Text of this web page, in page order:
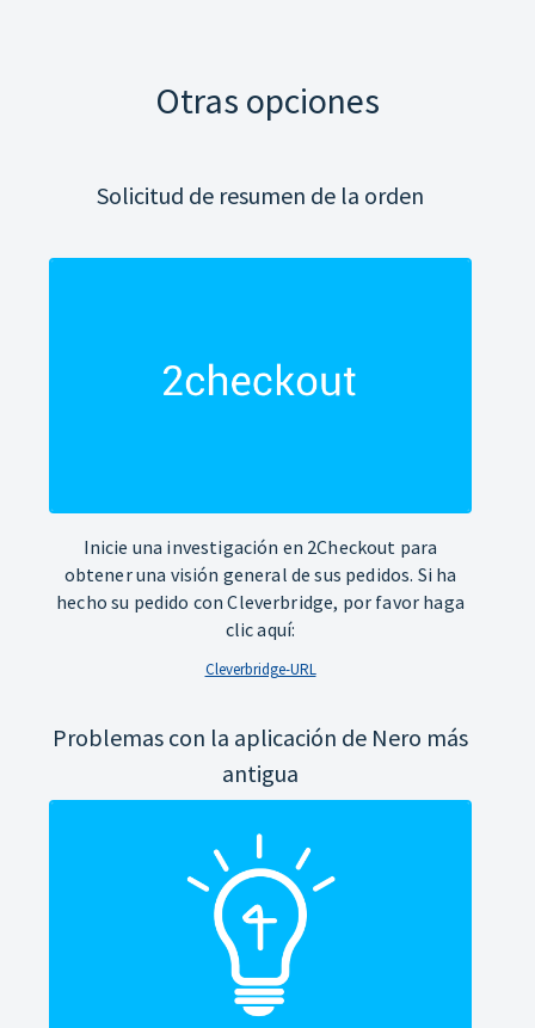
Otras opciones
Solicitud de resumen de la orden
Inicie una investigación en 2Checkout para
obtener una visión general de sus pedidos. Si ha
hecho su pedido con Cleverbridge, por favor haga
clic aquí:
Cleverbridge-URL
Problemas con la aplicación de Nero más
antigua